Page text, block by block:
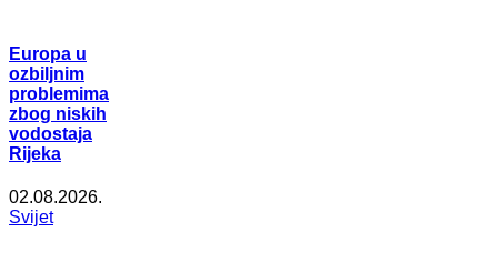
Europa u
ozbiljnim
problemima
zbog niskih
vodostaja
Rijeka
02.08.2026.
Svijet